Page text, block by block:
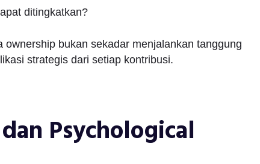
ditingkatkan?
bukan sekadar menjalankan tanggung
strategis dari setiap kontribusi.
Psychological